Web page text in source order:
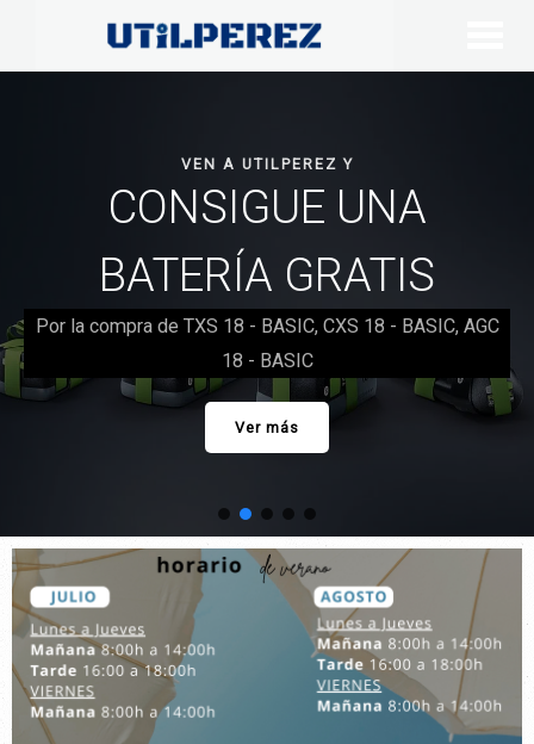
VEN A UTILPEREZ Y
CONSIGUE UNA
BATERÍA GRATIS
Por la compra de TXS 18 - BASIC, CXS 18 - BASIC, AGC
18 - BASIC
Ver más